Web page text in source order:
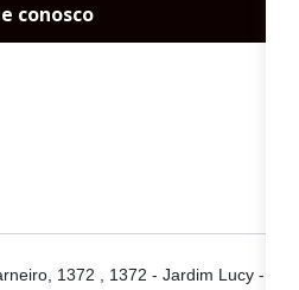
conosco
1372 , 1372 - Jardim Lucy -